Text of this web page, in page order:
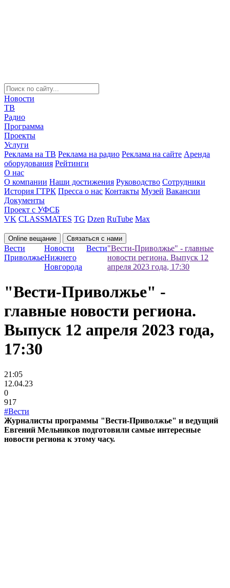
Новости
ТВ
Радио
Программа
Проекты
Услуги
Реклама на ТВ Реклама на радио Реклама на сайте Аренда
оборудования Рейтинги
О нас
О компании Наши достижения Руководство Сотрудники
История ГТРК Пресса о нас Контакты Музей Вакансии
Документы
Проект с УФСБ
VK CLASSMATES TG Dzen RuTube Max
Online вещание Связаться с нами
Вести
Приволжье
Новости
Нижнего
Новгорода
Вести"Вести-Приволжье" - главные
новости региона. Выпуск 12
апреля 2023 года, 17:30
"Вести-Приволжье" -
главные новости региона.
Выпуск 12 апреля 2023 года,
17:30
21:05
12.04.23
0
917
#Вести
Журналисты программы "Вести-Приволжье" и ведущий
Евгений Мельников подготовили самые интересные
новости региона к этому часу.